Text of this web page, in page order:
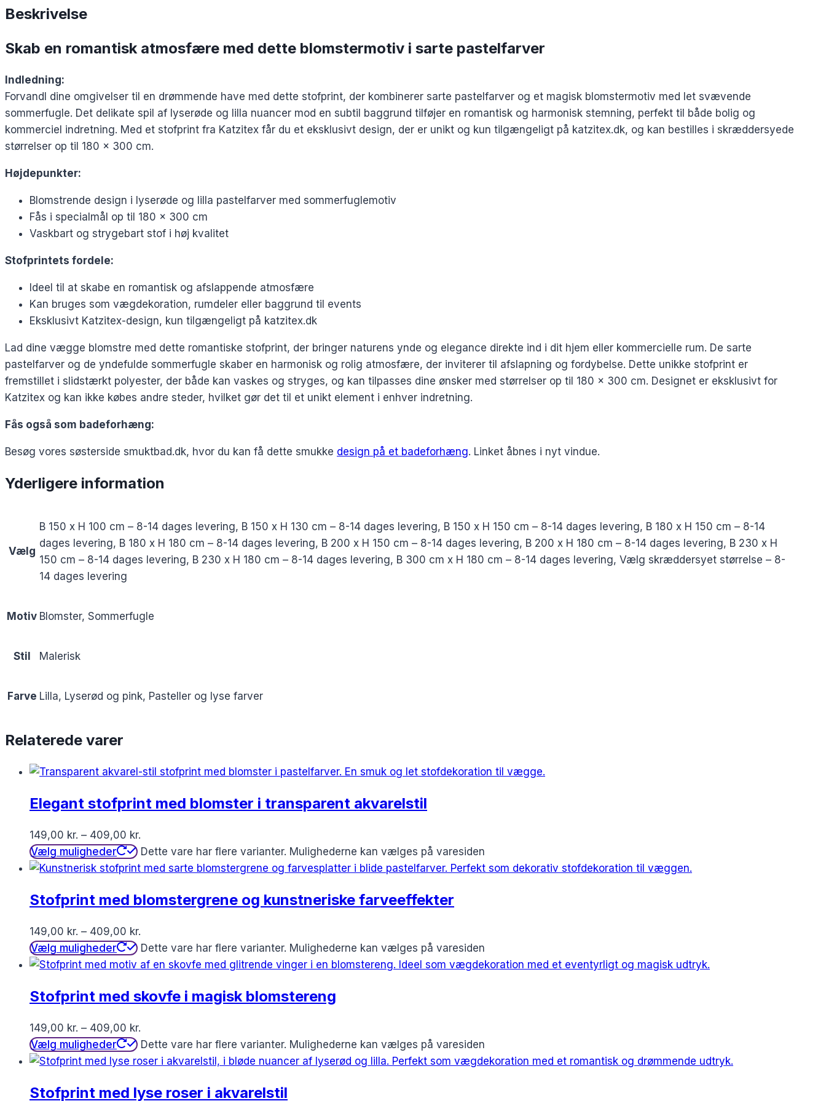
Beskrivelse
Skab en romantisk atmosfære med dette blomstermotiv i sarte pastelfarver
Indledning:
Forvandl dine omgivelser til en drømmende have med dette stofprint, der kombinerer sarte pastelfarver og et magisk blomstermotiv med let svævende
sommerfugle. Det delikate spil af lyserøde og lilla nuancer mod en subtil baggrund tilføjer en romantisk og harmonisk stemning, perfekt til både bolig og
kommerciel indretning. Med et stofprint fra Katzitex får du et eksklusivt design, der er unikt og kun tilgængeligt på katzitex.dk, og kan bestilles i skræddersyede
størrelser op til 180 x 300 cm.
Højdepunkter:
Blomstrende design i lyserøde og lilla pastelfarver med sommerfuglemotiv
Fås i specialmål op til 180 x 300 cm
Vaskbart og strygebart stof i høj kvalitet
Stofprintets fordele:
Ideel til at skabe en romantisk og afslappende atmosfære
Kan bruges som vægdekoration, rumdeler eller baggrund til events
Eksklusivt Katzitex-design, kun tilgængeligt på katzitex.dk
Lad dine vægge blomstre med dette romantiske stofprint, der bringer naturens ynde og elegance direkte ind i dit hjem eller kommercielle rum. De sarte
pastelfarver og de yndefulde sommerfugle skaber en harmonisk og rolig atmosfære, der inviterer til afslapning og fordybelse. Dette unikke stofprint er
fremstillet i slidstærkt polyester, der både kan vaskes og stryges, og kan tilpasses dine ønsker med størrelser op til 180 x 300 cm. Designet er eksklusivt for
Katzitex og kan ikke købes andre steder, hvilket gør det til et unikt element i enhver indretning.
Fås også som badeforhæng:
Besøg vores søsterside smuktbad.dk, hvor du kan få dette smukke design på et badeforhæng. Linket åbnes i nyt vindue.
Yderligere information
Vælg
B 150 x H 100 cm – 8-14 dages levering, B 150 x H 130 cm – 8-14 dages levering, B 150 x H 150 cm – 8-14 dages levering, B 180 x H 150 cm – 8-14
dages levering, B 180 x H 180 cm – 8-14 dages levering, B 200 x H 150 cm – 8-14 dages levering, B 200 x H 180 cm – 8-14 dages levering, B 230 x H
150 cm – 8-14 dages levering, B 230 x H 180 cm – 8-14 dages levering, B 300 cm x H 180 cm – 8-14 dages levering, Vælg skræddersyet størrelse – 8-
14 dages levering
Motiv Blomster, Sommerfugle
Stil Malerisk
Farve Lilla, Lyserød og pink, Pasteller og lyse farver
Relaterede varer
Elegant stofprint med blomster i transparent akvarelstil
149,00 kr. – 409,00 kr.
Vælg muligheder
Dette vare har flere varianter. Mulighederne kan vælges på varesiden
Stofprint med blomstergrene og kunstneriske farveeffekter
149,00 kr. – 409,00 kr.
Vælg muligheder
Dette vare har flere varianter. Mulighederne kan vælges på varesiden
Stofprint med skovfe i magisk blomstereng
149,00 kr. – 409,00 kr.
Vælg muligheder
Dette vare har flere varianter. Mulighederne kan vælges på varesiden
Stofprint med lyse roser i akvarelstil